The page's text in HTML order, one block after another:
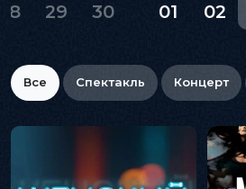
29 30 01 02
Все Спектакль Концерт